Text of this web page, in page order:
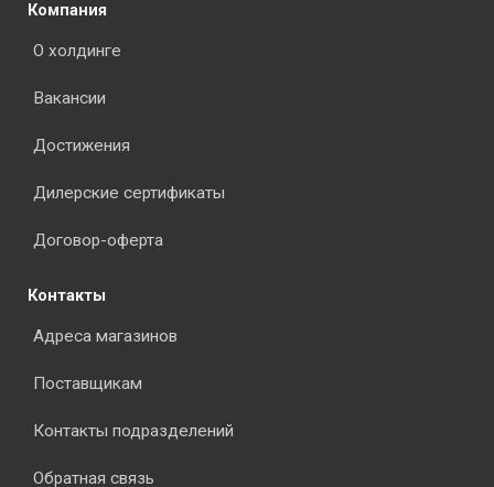
Компания
О холдинге
Вакансии
Достижения
Дилерские сертификаты
Договор-оферта
Контакты
Адреса магазинов
Поставщикам
Контакты подразделений
Обратная связь